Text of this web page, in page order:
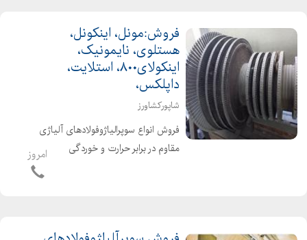
فروش:مونل، اینکونل،
هستلوی، نایمونیک،
اینکولای۸۰۰، استلایت،
داپلکس،
شاپورکشاورز
فروش انواع سوپرالیاژوفولادهای آلیاژی
مقاوم در برابر حرارت و خوردگی
امروز